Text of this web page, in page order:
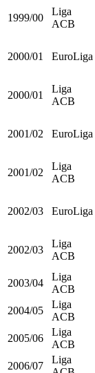
1995/96
Liga
ACB
Liga
1998/99
Liga
ACB
1999/00
ACB
2000/01
EuroLiga
2000/01
ACB
2001/02
EuroLiga
2001/02
Liga
ACB
EuroLiga
2002/03
Liga
ACB